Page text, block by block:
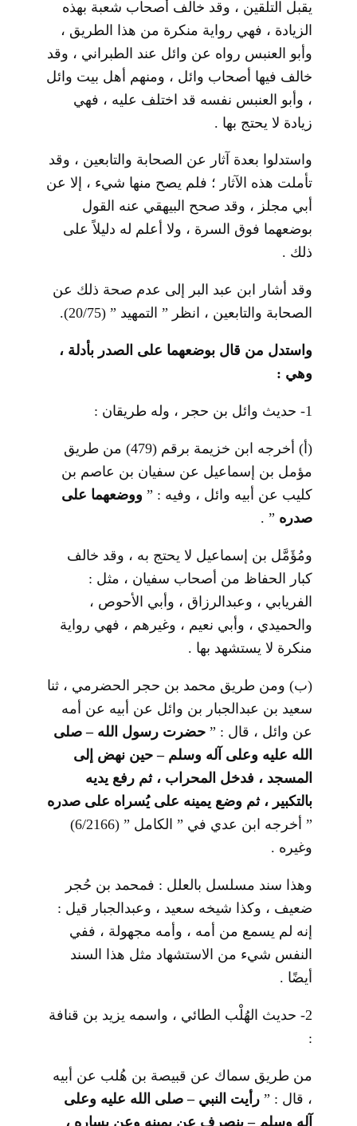
يقبل التلقين ، وقد خالف أصحاب شعبة بهذه
الزيادة ، فهي رواية منكرة من هذا الطريق ،
وأبو العنبس رواه عن وائل عند الطبراني ، وقد
خالف فيها أصحاب وائل ، ومنهم أهل بيت وائل
، وأبو العنبس نفسه قد اختلف عليه ، فهي
زيادة لا يحتج بها .
واستدلوا بعدة آثار عن الصحابة والتابعين ، وقد
تأملت هذه الآثار ؛ فلم يصح منها شيء ، إلا عن
أبي مجلز ، وقد صحح البيهقي عنه القول
بوضعهما فوق السرة ، ولا أعلم له دليلاً على
ذلك .
وقد أشار ابن عبد البر إلى عدم صحة ذلك عن
الصحابة والتابعين ، انظر ” التمهيد ” (20/75).
واستدل من قال بوضعهما على الصدر بأدلة ،
وهي :
1- حديث وائل بن حجر ، وله طريقان :
(أ) أخرجه ابن خزيمة برقم (479) من طريق
مؤمل بن إسماعيل عن سفيان بن عاصم بن
كليب عن أبيه وائل ، وفيه : ” ووضعهما على
صدره ” .
ومُؤَمَّل بن إسماعيل لا يحتج به ، وقد خالف
كبار الحفاظ من أصحاب سفيان ، مثل :
الفريابي ، وعبدالرزاق ، وأبي الأحوص ،
والحميدي ، وأبي نعيم ، وغيرهم ، فهي رواية
منكرة لا يستشهد بها .
(ب) ومن طريق محمد بن حجر الحضرمي ، ثنا
سعيد بن عبدالجبار بن وائل عن أبيه عن أمه
عن وائل ، قال : ”حضرت رسول الله – صلى
الله عليه وعلى آله وسلم – حين نهض إلى
المسجد ، فدخل المحراب ، ثم رفع يديه
بالتكبير ، ثم وضع يمينه على يُسراه على صدره
” أخرجه ابن عدي في ” الكامل ” (6/2166)
وغيره .
وهذا سند مسلسل بالعلل : فمحمد بن حُجر
ضعيف ، وكذا شيخه سعيد ، وعبدالجبار قيل :
إنه لم يسمع من أمه ، وأمه مجهولة ، ففي
النفس شيء من الاستشهاد مثل هذا السند
أيضًا .
2- حديث الهُلْب الطائي ، واسمه يزيد بن قنافة
:
من طريق سماك عن قبيصة بن هُلب عن أبيه
، قال : ”رأيت النبي – صلى الله عليه وعلى
آله وسلم – ينصرف عن يمينه وعن يساره ،